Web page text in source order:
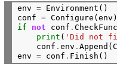
env = Environment()
conf = Configure(env)
if
not conf .
print ( 'Did not
    conf
. env .
env = conf .